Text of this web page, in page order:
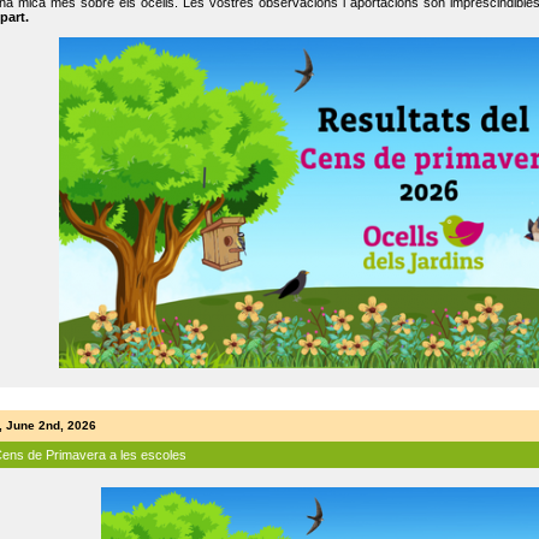
June 2nd, 2026
de Primavera a les escoles